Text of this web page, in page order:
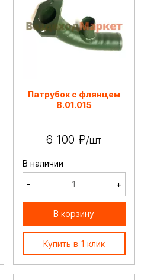
Патрубок с флянцем
8.01.015
6 100 ₽/шт
В наличии
- +
В корзину
Купить в 1 клик